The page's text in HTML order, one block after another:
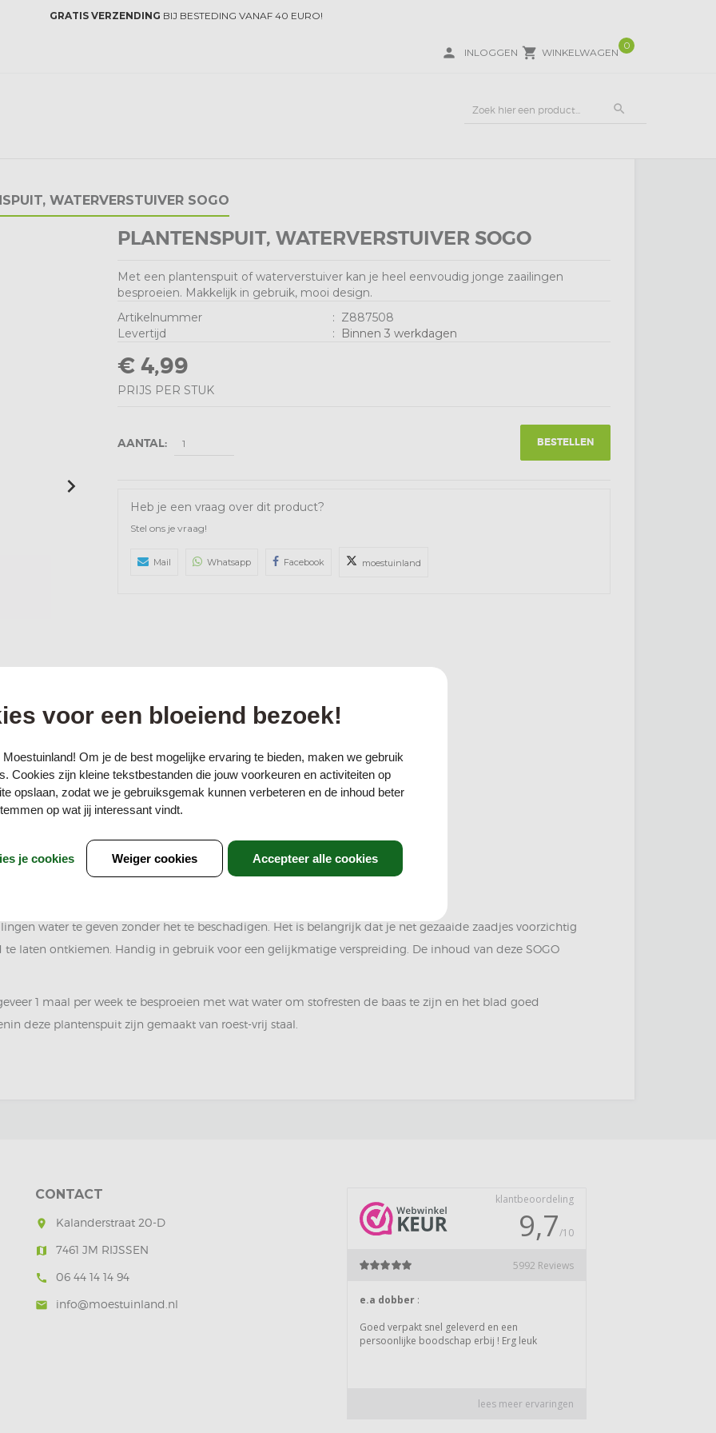
GRATIS VERZENDING BIJ BESTEDING VANAF 40 EURO!
local_grocery_store WINKELWAGEN
0
person INLOGGEN
search
WATERVERSTUIVER SOGO
PLANTENSPUIT, WATERVERSTUIVER SOGO
Met een plantenspuit of waterverstuiver kan je heel eenvoudig jonge zaailingen
besproeien. Makkelijk in gebruik, mooi design.
Artikelnummer
: Z887508
Levertijd
: Binnen 3 werkdagen
€ 4,99
PRIJS PER STUK
AANTAL: BESTELLEN
Heb je een vraag over dit product?
Stel ons je vraag!
Mail Whatsapp Facebook moestuinland
water te geven zonder het te beschadigen. Het is belangrijk dat je net gezaaide zaadjes voorzichtig
laten ontkiemen. Handig in gebruik voor een gelijkmatige verspreiding. De inhoud van deze SOGO
1 maal per week te besproeien met wat water om stofresten de baas te zijn en het blad goed
deze plantenspuit zijn gemaakt van roest-vrij staal.
CONTACT
room Kalanderstraat 20-D
map 7461 JM RIJSSEN
call 06 44 14 14 94
mail info@moestuinland.nl
voor een bloeiend bezoek!
Om je de best mogelijke ervaring te bieden, maken we gebruik
Cookies zijn kleine tekstbestanden die jouw voorkeuren en activiteiten op
opslaan, zodat we je gebruiksgemak kunnen verbeteren en de inhoud beter
op wat jij interessant vindt.
Accepteer alle cookies
je cookies Weiger cookies